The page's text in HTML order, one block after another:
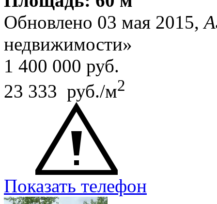
Обновлено 03 мая 2015,
недвижимости»
1 400 000 руб.
23 333 руб./м2
Показать телефон